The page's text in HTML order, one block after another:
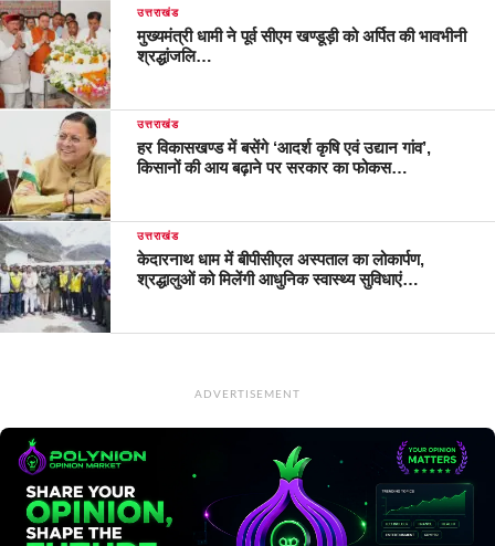
उत्तराखंड
मुख्यमंत्री धामी ने पूर्व सीएम खण्डूड़ी को अर्पित की भावभीनी
श्रद्धांजलि…
उत्तराखंड
हर विकासखण्ड में बसेंगे ‘आदर्श कृषि एवं उद्यान गांव’,
किसानों की आय बढ़ाने पर सरकार का फोकस…
उत्तराखंड
केदारनाथ धाम में बीपीसीएल अस्पताल का लोकार्पण,
श्रद्धालुओं को मिलेंगी आधुनिक स्वास्थ्य सुविधाएं…
ADVERTISEMENT